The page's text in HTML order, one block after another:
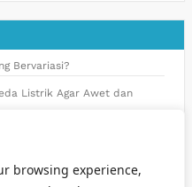
browsing experience,
Bervariasi?
Listrik Agar Awet dan
Hidrolik Sepeda Motor untuk